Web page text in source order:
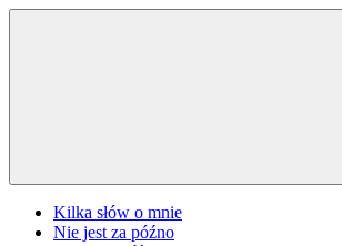
Przejdź
Kilka słów o mnie
Nie jest za późno